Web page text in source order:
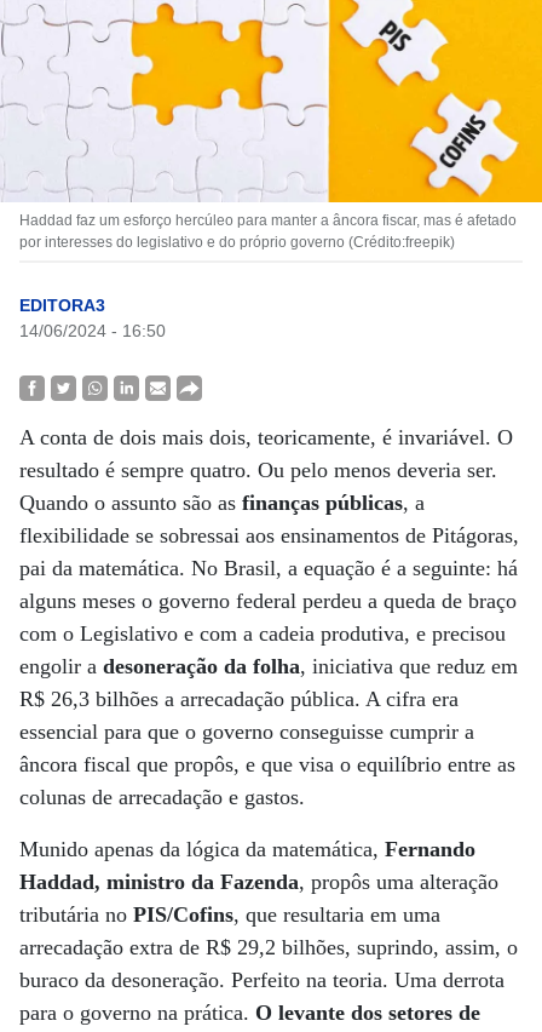
Haddad faz um esforço hercúleo para manter a âncora fiscar, mas é afetado
por interesses do legislativo e do próprio governo (Crédito:freepik)
EDITORA3
14/06/2024 - 16:50
A conta de dois mais dois, teoricamente, é invariável. O
resultado é sempre quatro. Ou pelo menos deveria ser.
Quando o assunto são as finanças públicas, a
flexibilidade se sobressai aos ensinamentos de Pitágoras,
pai da matemática. No Brasil, a equação é a seguinte: há
alguns meses o governo federal perdeu a queda de braço
com o Legislativo e com a cadeia produtiva, e precisou
engolir a desoneração da folha, iniciativa que reduz em
R$ 26,3 bilhões a arrecadação pública. A cifra era
essencial para que o governo conseguisse cumprir a
âncora fiscal que propôs, e que visa o equilíbrio entre as
colunas de arrecadação e gastos.
Munido apenas da lógica da matemática, Fernando
Haddad, ministro da Fazenda, propôs uma alteração
tributária no PIS/Cofins, que resultaria em uma
arrecadação extra de R$ 29,2 bilhões, suprindo, assim, o
buraco da desoneração. Perfeito na teoria. Uma derrota
para o governo na prática. O levante dos setores de